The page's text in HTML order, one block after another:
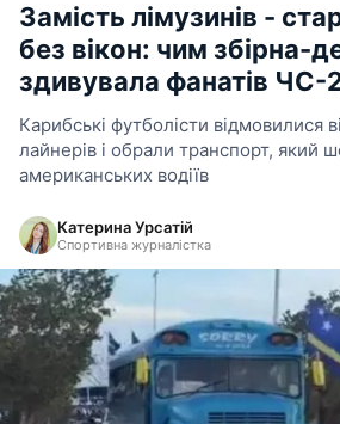
Замість лімузинів -
без вікон: чим збірна-
здивувала фанатів ЧС-
Карибські футболісти відмовилися
лайнерів і обрали транспорт, який
американських водіїв
Катерина Урсатій
Спортивна журналістка